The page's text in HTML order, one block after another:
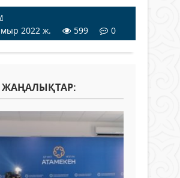
2022 ж.
599 0
ЖАҢАЛЫҚТАР: